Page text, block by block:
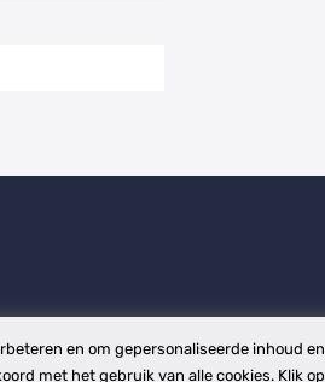
en om gepersonaliseerde inhoud en
met het gebruik van alle cookies. Klik op